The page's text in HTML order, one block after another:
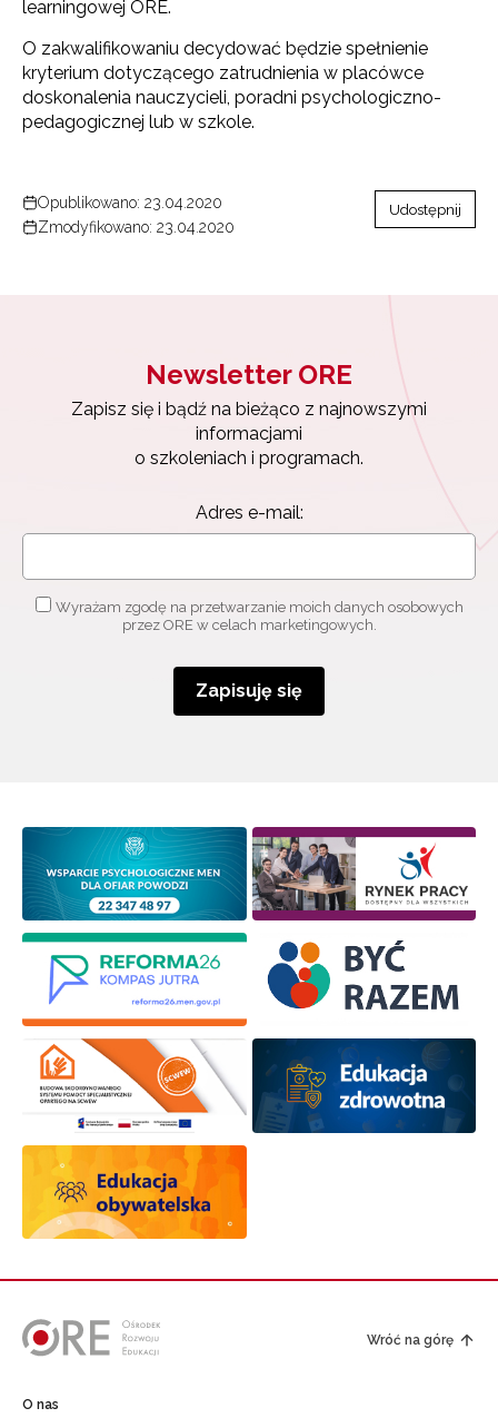
learningowej ORE.
O zakwalifikowaniu decydować będzie spełnienie
kryterium dotyczącego zatrudnienia w placówce
doskonalenia nauczycieli, poradni psychologiczno-
pedagogicznej lub w szkole.
Opublikowano: 23.04.2020
Zmodyfikowano: 23.04.2020
Udostępnij
Newsletter ORE
Zapisz się i bądź na bieżąco z najnowszymi
informacjami
o szkoleniach i programach.
Adres e-mail:
Wyrażam zgodę na przetwarzanie moich danych osobowych
przez ORE w celach marketingowych.
Zapisuję się
Wróć na górę
O nas
Zapisz się i bądź na bieżąco z najnowszymi
osobowych przez ORE w celach marketingowych.
Zapisuję się